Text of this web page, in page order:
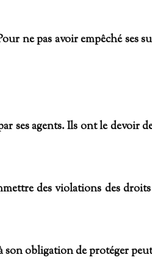
ne pas avoir empêché ses
ses agents. Ils ont le devoir
des violations des
son obligation de protéger